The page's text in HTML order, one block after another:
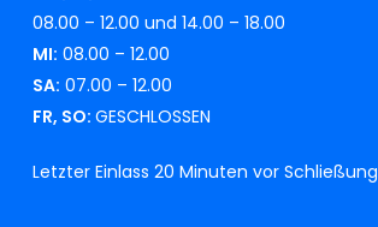
08.00 – 12.00 und 14.00 – 18.00
MI: 08.00 – 12.00
SA: 07.00 – 12.00
FR, SO: GESCHLOSSEN
Letzter Einlass 20 Minuten vor Schließung